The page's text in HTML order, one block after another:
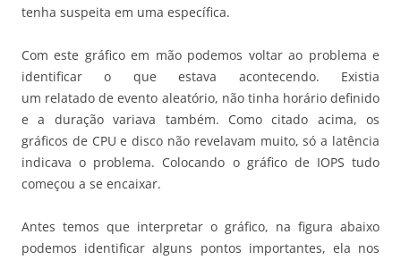
tenha suspeita em uma específica.
Com este gráfico em mão podemos voltar ao problema e
identificar o que estava acontecendo. Existia
um relatado de evento aleatório, não tinha horário definido
e a duração variava também. Como citado acima, os
gráficos de CPU e disco não revelavam muito, só a latência
indicava o problema. Colocando o gráfico de IOPS tudo
começou a se encaixar.
Antes temos que interpretar o gráfico, na figura abaixo
podemos identificar alguns pontos importantes, ela nos